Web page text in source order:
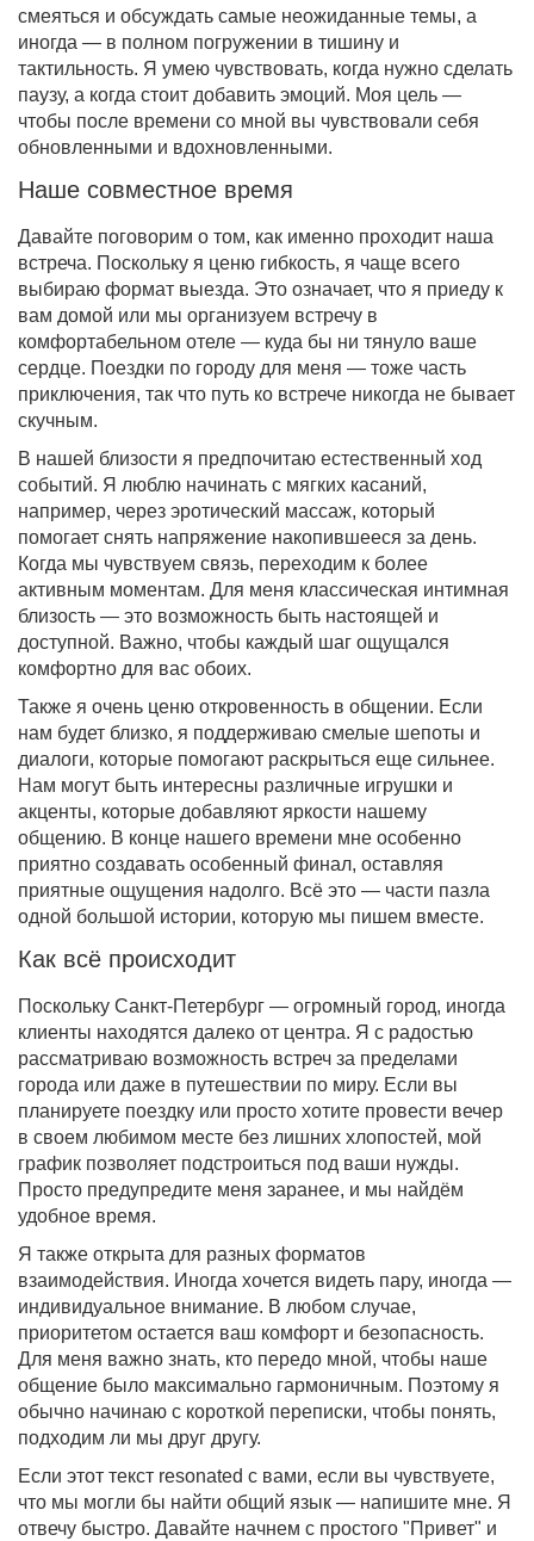
смеяться и обсуждать самые неожиданные темы, а
иногда — в полном погружении в тишину и
тактильность. Я умею чувствовать, когда нужно сделать
паузу, а когда стоит добавить эмоций. Моя цель —
чтобы после времени со мной вы чувствовали себя
обновленными и вдохновленными.
Наше совместное время
Давайте поговорим о том, как именно проходит наша
встреча. Поскольку я ценю гибкость, я чаще всего
выбираю формат выезда. Это означает, что я приеду к
вам домой или мы организуем встречу в
комфортабельном отеле — куда бы ни тянуло ваше
сердце. Поездки по городу для меня — тоже часть
приключения, так что путь ко встрече никогда не бывает
скучным.
В нашей близости я предпочитаю естественный ход
событий. Я люблю начинать с мягких касаний,
например, через эротический массаж, который
помогает снять напряжение накопившееся за день.
Когда мы чувствуем связь, переходим к более
активным моментам. Для меня классическая интимная
близость — это возможность быть настоящей и
доступной. Важно, чтобы каждый шаг ощущался
комфортно для вас обоих.
Также я очень ценю откровенность в общении. Если
нам будет близко, я поддерживаю смелые шепоты и
диалоги, которые помогают раскрыться еще сильнее.
Нам могут быть интересны различные игрушки и
акценты, которые добавляют яркости нашему
общению. В конце нашего времени мне особенно
приятно создавать особенный финал, оставляя
приятные ощущения надолго. Всё это — части пазла
одной большой истории, которую мы пишем вместе.
Как всё происходит
Поскольку Санкт-Петербург — огромный город, иногда
клиенты находятся далеко от центра. Я с радостью
рассматриваю возможность встреч за пределами
города или даже в путешествии по миру. Если вы
планируете поездку или просто хотите провести вечер
в своем любимом месте без лишних хлопостей, мой
график позволяет подстроиться под ваши нужды.
Просто предупредите меня заранее, и мы найдём
удобное время.
Я также открыта для разных форматов
взаимодействия. Иногда хочется видеть пару, иногда —
индивидуальное внимание. В любом случае,
приоритетом остается ваш комфорт и безопасность.
Для меня важно знать, кто передо мной, чтобы наше
общение было максимально гармоничным. Поэтому я
обычно начинаю с короткой переписки, чтобы понять,
подходим ли мы друг другу.
Если этот текст resonated с вами, если вы чувствуете,
что мы могли бы найти общий язык — напишите мне. Я
отвечу быстро. Давайте начнем с простого "Привет" и